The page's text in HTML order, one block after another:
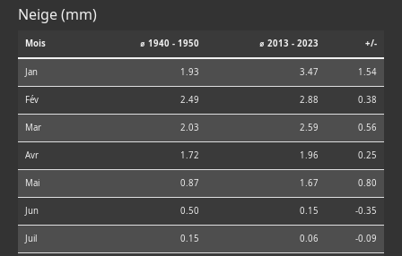
Neige (mm)
Mois ⌀ 1940 - 1950 ⌀ 2013 - 2023 +/-
Jan 1.93 3.47 1.54
Fév 2.49 2.88 0.38
Mar 2.03 2.59 0.56
Avr 1.72 1.96 0.25
Mai 0.87 1.67 0.80
Jun 0.50 0.15 -0.35
Juil 0.15 0.06 -0.09